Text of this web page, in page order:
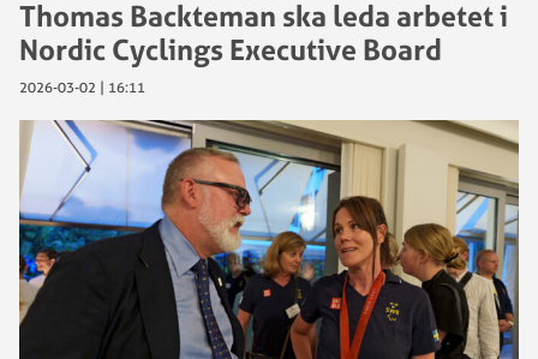
Thomas Backteman ska leda arbetet i
Nordic Cyclings Executive Board
2026-03-02 | 16:11